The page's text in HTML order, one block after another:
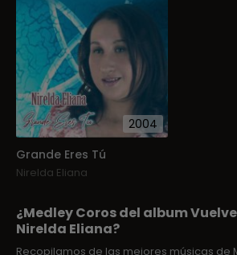
2004
Grande Eres Tú
Nirelda Eliana
¿Medley Coros del album
Nirelda Eliana?
Recopilamos de las mejores músicas de